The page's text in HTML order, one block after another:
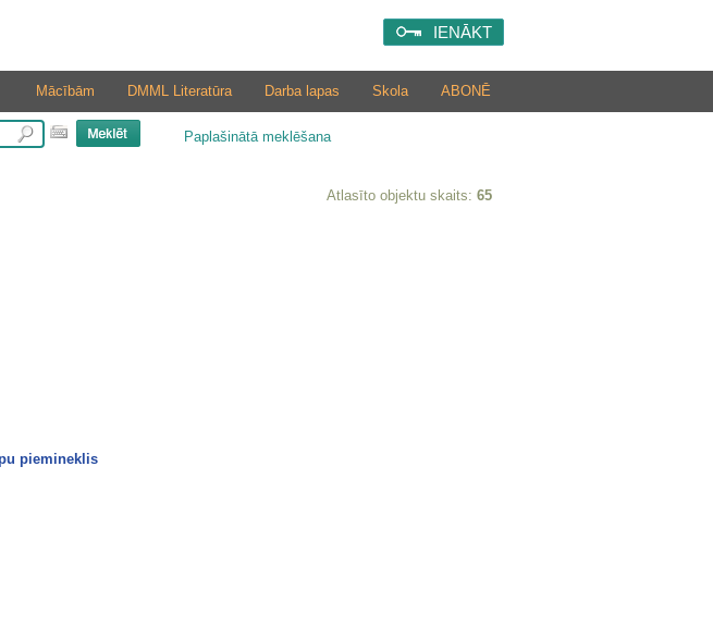
IENĀKT
ABONĒ
Skola
Darba lapas
DMML Literatūra
Mācībām
Paplašinātā meklēšana
Atlasīto objektu skaits: 65
piemineklis